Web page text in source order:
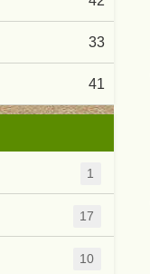
33
41
1
17
10